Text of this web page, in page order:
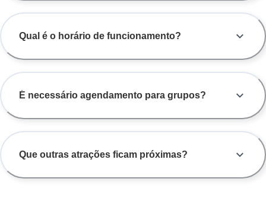
Qual é o horário de funcionamento?
É necessário agendamento para grupos?
Que outras atrações ficam próximas?